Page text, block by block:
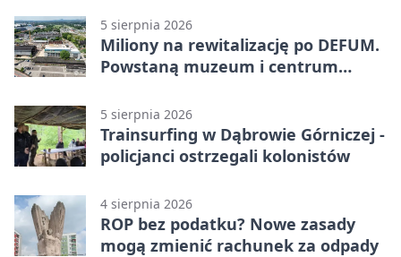
5 sierpnia 2026
Miliony na rewitalizację po DEFUM.
Powstaną muzeum i centrum
5 sierpnia 2026
Trainsurfing w Dąbrowie Górniczej -
policjanci ostrzegali kolonistów
4 sierpnia 2026
ROP bez podatku? Nowe zasady
mogą zmienić rachunek za odpady